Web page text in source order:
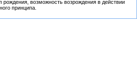
рождения, возможность возрождения в действии
принципа.